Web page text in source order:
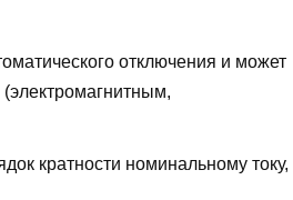
отключения и может
кратности номинальному току,